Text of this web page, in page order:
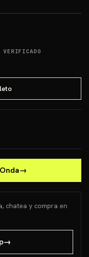
VERIFICADO
→
chatea y compra en
→